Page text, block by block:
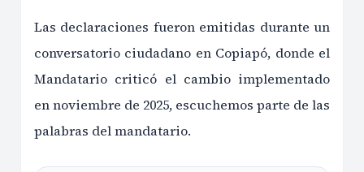
Las declaraciones fueron emitidas durante un
conversatorio ciudadano en Copiapó, donde el
Mandatario criticó el cambio implementado
en noviembre de 2025, escuchemos parte de las
palabras del mandatario.